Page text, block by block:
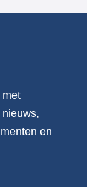
met
en